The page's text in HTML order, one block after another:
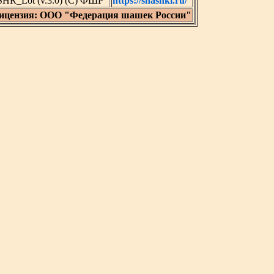
ООО "Федерация шашек России"